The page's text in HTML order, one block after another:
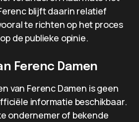
blijft daarin relatief
te richten op het proces
de publieke opinie.
Ferenc Damen
van Ferenc Damen is geen
informatie beschikbaar.
ondernemer of bekende